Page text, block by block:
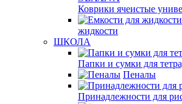
Коврики ячеистые
жидкости
ШКОЛА
Папки и сумки для
Пеналы
Принадлежности для